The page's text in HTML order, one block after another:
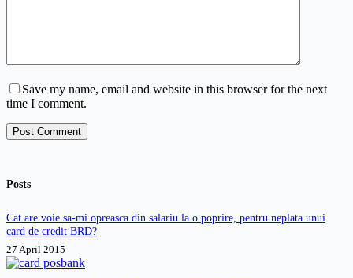
Save my name, email and website in this browser for the next
time I comment.
Post Comment
Posts
Cat are voie sa-mi opreasca din salariu la o poprire, pentru neplata unui
card de credit BRD?
27 April 2015